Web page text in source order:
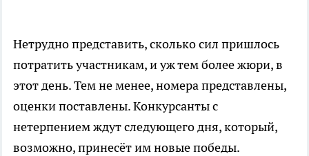
Нетрудно представить, сколько сил пришлось
потратить участникам, и уж тем более жюри, в
этот день. Тем не менее, номера представлены,
оценки поставлены. Конкурсанты с
нетерпением ждут следующего дня, который,
возможно, принесёт им новые победы.